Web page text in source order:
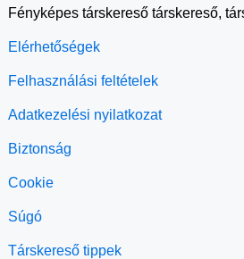
Fényképes társkereső társkereső,
Elérhetőségek
Felhasználási feltételek
Adatkezelési nyilatkozat
Biztonság
Cookie
Súgó
Társkereső tippek